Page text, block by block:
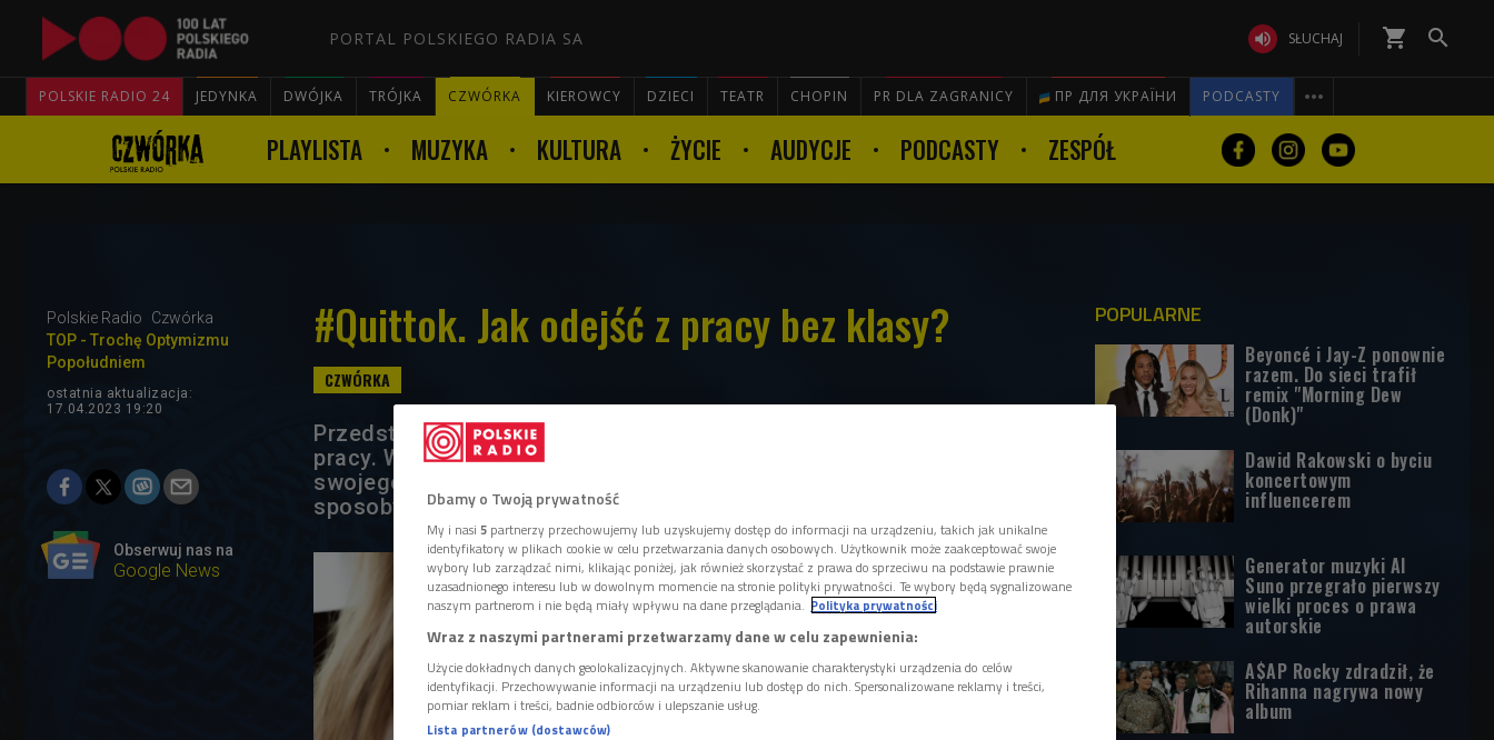
PORTAL POLSKIEGO RADIA SA  SŁUCHAJ shopping_cart 
POLSKIE RADIO 24 JEDYNKA DWÓJKA TRÓJKA CZWÓRKA KIEROWCY DZIECI TEATR CHOPIN PR DLA ZAGRANICY ПР ДЛЯ УКРАЇНИ PODCASTY 

PLAYLISTA MUZYKA KULTURA ŻYCIE AUDYCJE PODCASTY ZESPÓŁ
Polskie Radio
Czwórka
TOP - Trochę Optymizmu
Popołudniem
#Quittok. Jak odejść z pracy bez klasy?
ostatnia aktualizacja:
17.04.2023 19:20
Obserwuj nas na
Google News
Przedstawiciele pokolenia Z odważnie wkroczyli na rynek
pracy. Wychowani według praw wolnego rynku są pewni
swojego sukcesu i potrafią o siebie zawalczyć. Na różne
sposoby.
POPULARNE
Beyoncé i Jay-Z ponownie
razem. Do sieci trafił
remix "Morning Dew
(Donk)"
Dawid Rakowski o byciu
koncertowym
influencerem
Generator muzyki AI
Suno przegrało pierwszy
wielki proces o prawa
autorskie
A$AP Rocky zdradził, że
Rihanna nagrywa nowy
album
Dbamy o Twoją prywatność
My i nasi 5 partnerzy przechowujemy lub uzyskujemy dostęp do informacji na urządzeniu, takich jak unikalne
identyfikatory w plikach cookie w celu przetwarzania danych osobowych. Użytkownik może zaakceptować swoje
wybory lub zarządzać nimi, klikając poniżej, jak również skorzystać z prawa do sprzeciwu na podstawie prawnie
uzasadnionego interesu lub w dowolnym momencie na stronie polityki prywatności. Te wybory będą sygnalizowane
naszym partnerom i nie będą miały wpływu na dane przeglądania. Polityka prywatności
Wraz z naszymi partnerami przetwarzamy dane w celu zapewnienia:
Użycie dokładnych danych geolokalizacyjnych. Aktywne skanowanie charakterystyki urządzenia do celów
identyfikacji. Przechowywanie informacji na urządzeniu lub dostęp do nich. Spersonalizowane reklamy i treści,
pomiar reklam i treści, badnie odbiorców i ulepszanie usług.
Lista partnerów (dostawców)